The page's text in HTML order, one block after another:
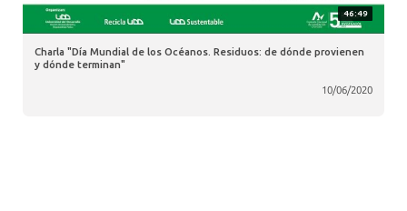
46:49
Charla "Día Mundial de los Océanos. Residuos: de dónde provienen
y dónde terminan"
10/06/2020